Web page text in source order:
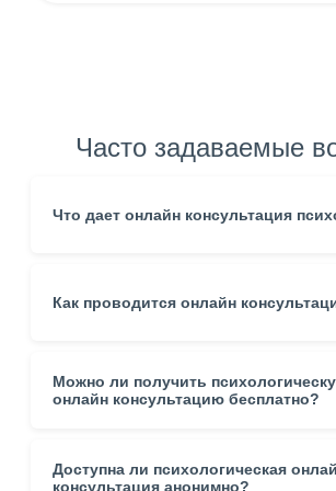
Часто задаваемые
Что дает онлайн консультация
Она помогает понять собственные
тревогу. Формирует устойчивость.
Как проводится онлайн
Процесс строится в спокойном темпе.
через видео, аудио или переписку.
подстраивается под состояние клиента.
Можно ли получить
онлайн консультацию бесплатно?
Да. Некоторые сервисы предлагают
Такой формат помогает оценить стиль
Доступна ли психологическая
консультация анонимно?